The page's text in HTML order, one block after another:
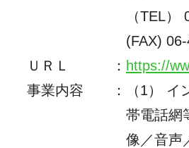
（TEL）
(FAX)
ＵＲＬ
： https://
事業内容
：
（1）
帯電話網
像／音声